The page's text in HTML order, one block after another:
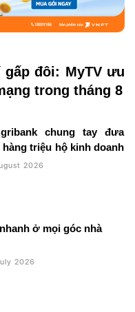
đôi: MyTV ưu
trong tháng 8
chung tay đưa
hàng triệu hộ kinh doanh
2026
ở mọi góc nhà
2026